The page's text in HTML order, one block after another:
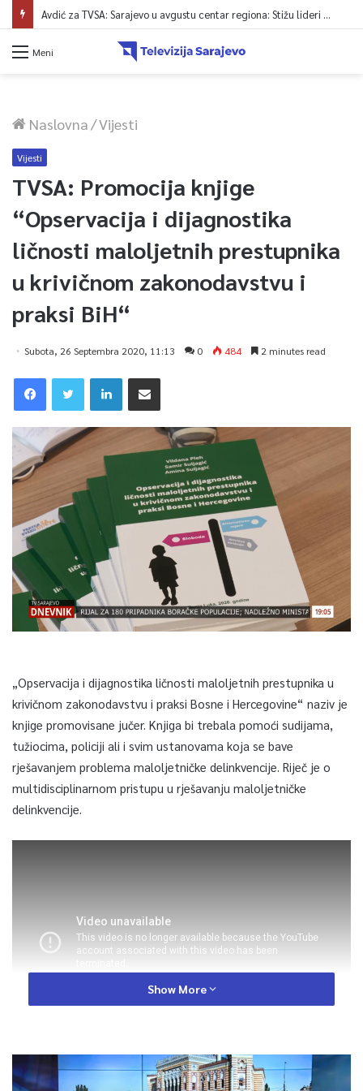
Avdić za TVSA: Sarajevo u avgustu centar regiona: Stižu lideri evropskih gradova
Meni
Naslovna/Vijesti
Vijesti
TVSA: Promocija knjige
“Opservacija i dijagnostika
ličnosti maloljetnih prestupnika
u krivičnom zakonodavstvu i
praksi BiH“
Subota, 26 Septembra 2020, 11:13 0 484 2 minutes read
„Opservacija i dijagnostika ličnosti maloljetnih prestupnika u
krivičnom zakonodavstvu i praksi Bosne i Hercegovine“ naziv je
knjige promovisane jučer. Knjiga bi trebala pomoći sudijama,
tužiocima, policiji ali i svim ustanovama koja se bave
rješavanjem problema maloljetničke delinkvencije. Riječ je o
multidisciplinarnom pristupu u rješavanju maloljetničke
delinkvencije.
Udaljavanje od represivnih mjera koje su primjenjivane u
krivičnom zakonodavstvu ranije te kombinacija socijalnog i
Show More